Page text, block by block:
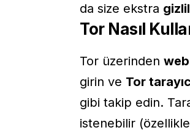
da size ekstra
Tor Nasıl
Tor üzerinden
girin ve Tor
gibi takip edin.
istenebilir